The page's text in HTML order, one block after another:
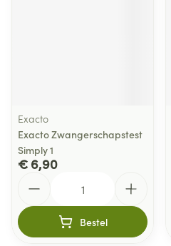
Exacto
Exacto Zwangerschapstest
Simply 1
€ 6,90
Bestel